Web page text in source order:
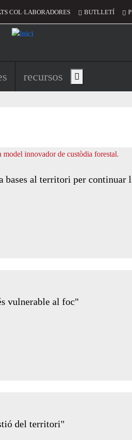
COL·LABORADORES BUTLLETÍ
principal de
recursos Show main menu
bases al territori per continuar
vulnerable al foc"
del territori"